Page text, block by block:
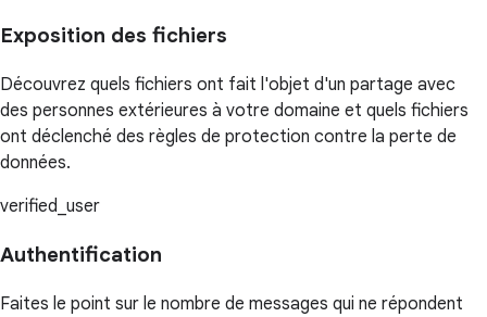
Exposition des fichiers
Découvrez quels fichiers ont fait l'objet d'un partage avec
des personnes extérieures à votre domaine et quels fichiers
ont déclenché des règles de protection contre la perte de
données.
verified_user
Authentification
Faites le point sur le nombre de messages qui ne répondent